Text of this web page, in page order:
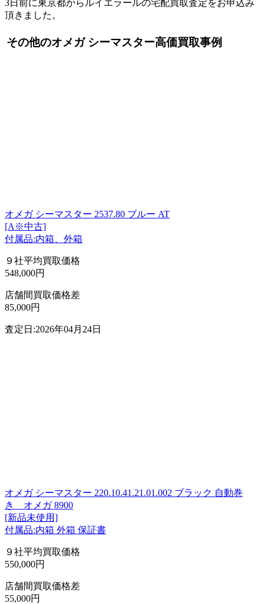
3日前に東京都からルイエラールの宅配買取査定をお申込み
頂きました。
その他のオメガ シーマスター高価買取事例
オメガ シーマスター 2537.80 ブルー AT
[A※中古]
付属品:内箱、外箱
９社平均買取価格
548,000円
店舗間買取価格差
85,000円
査定日:2026年04月24日
オメガ シーマスター 220.10.41.21.01.002 ブラック 自動巻
き オメガ 8900
[新品未使用]
付属品:内箱 外箱 保証書
９社平均買取価格
550,000円
店舗間買取価格差
55,000円